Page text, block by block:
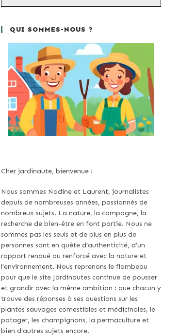
QUI SOMMES-NOUS ?
Cher jardinaute, bienvenue !
Nous sommes Nadine et Laurent, journalistes
depuis de nombreuses années, passionnés de
nombreux sujets. La nature, la campagne, la
recherche de bien-être en font partie. Nous ne
sommes pas les seuls et de plus en plus de
personnes sont en quête d’authenticité, d’un
rapport renoué ou renforcé avec la nature et
l’environnement. Nous reprenons le flambeau
pour que le site Jardinautes continue de pousser
et grandir avec la même ambition : que chacun y
trouve des réponses à ses questions sur les
plantes sauvages comestibles et médicinales, le
potager, les champignons, la permaculture et
bien d’autres sujets encore.